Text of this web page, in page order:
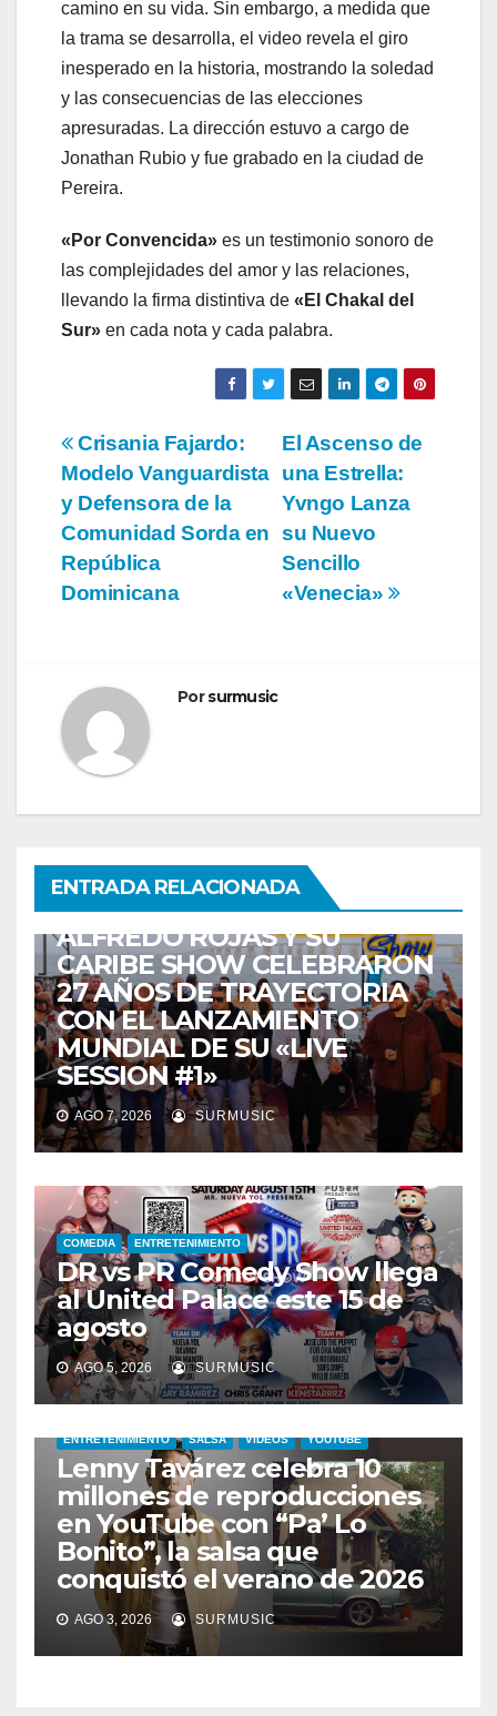
camino en su vida. Sin embargo, a medida que
la trama se desarrolla, el video revela el giro
inesperado en la historia, mostrando la soledad
y las consecuencias de las elecciones
apresuradas. La dirección estuvo a cargo de
Jonathan Rubio y fue grabado en la ciudad de
Pereira.
«Por Convencida» es un testimonio sonoro de
las complejidades del amor y las relaciones,
llevando la firma distintiva de «El Chakal del
Sur» en cada nota y cada palabra.
Navegación
de
entradas
El Ascenso de
una Estrella:
Yvngo Lanza
su Nuevo
Sencillo
«Venecia»
Crisania Fajardo:
Modelo Vanguardista
y Defensora de la
Comunidad Sorda en
República
Dominicana
Porsurmusic
ENTRADA RELACIONADA
ALFREDO ROJAS Y SU
CARIBE SHOW CELEBRARON
27 AÑOS DE TRAYECTORIA
CON EL LANZAMIENTO
MUNDIAL DE SU «LIVE
SESSION #1»
AGO 7, 2026 SURMUSIC
COMEDIA ENTRETENIMIENTO
DR vs PR Comedy Show llega
al United Palace este 15 de
agosto
AGO 5, 2026 SURMUSIC
ENTRETENIMIENTO SALSA VIDEOS YOUTUBE
Lenny Tavárez celebra 10
millones de reproducciones
en YouTube con “Pa’ Lo
Bonito”, la salsa que
conquistó el verano de 2026
AGO 3, 2026 SURMUSIC